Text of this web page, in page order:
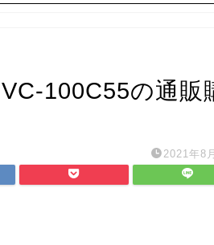
100C55の通販
2021年8